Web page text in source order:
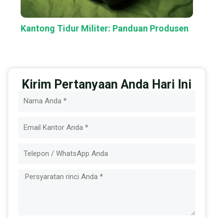
Kantong Tidur Militer: Panduan Produsen
Kirim Pertanyaan Anda Hari Ini
Nama
Email
Pesan